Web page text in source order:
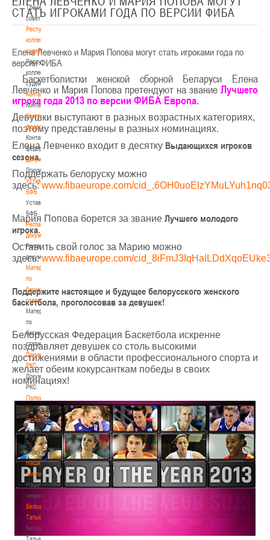
Тренерский
совет
Республиканская
коллегия
судей
Республиканская
коллегия
судей
Контакты
Контакты
Контакты
федерации
Контакты
федерации
Документы
Документы
Устав
БФБ
Устав
БФБ
Регламентирующие
документы
Регламентирующие
документы
Материалы
по
баскетбольной
статистике
Материалы
по
баскетбольной
статистике
Документы
РКС
Документы
РКС
Положение
о
переходах
Положение
о
переходах
Наши
чемпионы
Наши
чемпионы
Белошапко
Татьяна
Белошапко
Татьяна
СТАТЬ ИГРОКАМИ ГОДА ПО ВЕРСИИ ФИБА
Елена Левченко и Мария Попова могут стать игроками года по
версии ФИБА
Баскетболистки женской сборной Беларуси Елена
Левченко и Мария Попова претендуют на звание Лучшего
игрока года 2013 по версии ФИБА Европа.
Девушки выступают в разных возрастных категориях,
поэтому представлены в разных номинациях.
Елена Левченко входит в десятку Выдающихся игроков
сезона.
Поддержать белоруску можно
здесь:www.fibaeurope.com/
Мария Попова борется за звание Лучшего молодого
игрока.
Оставить свой голос за Марию можно
здесь:www.fibaeurope.com/
Поддержите настоящее и будущее белорусского женского
баскетбола, проголосовав за девушек!
Белорусская Федерация Баскетбола искренне
поздравляет девушек со столь высокими
достижениями в области профессионального спорта и
желает обеим кокурсанткам победы в своих
номинациях!